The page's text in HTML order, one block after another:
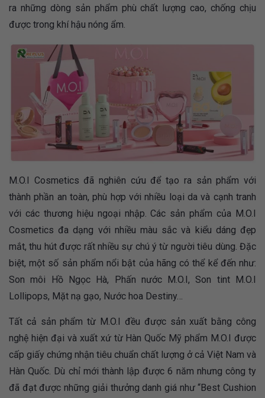
ra những dòng sản phẩm phù chất lượng cao, chống chịu
được trong khí hậu nóng ẩm.
M.O.I Cosmetics đã nghiên cứu để tạo ra sản phẩm với
thành phần an toàn, phù hợp với nhiều loại da và cạnh tranh
với các thương hiệu ngoại nhập. Các sản phẩm của M.O.I
Cosmetics đa dạng với nhiều màu sắc và kiểu dáng đẹp
mắt, thu hút được rất nhiều sự chú ý từ người tiêu dùng. Đặc
biệt, một số sản phẩm nổi bật của hãng có thể kể đến như:
Son môi Hồ Ngọc Hà, Phấn nước M.O.I, Son tint M.O.I
Lollipops, Mặt nạ gạo, Nước hoa Destiny…
Tất cả sản phẩm từ M.O.I đều được sản xuất bằng công
nghệ hiện đại và xuất xứ từ Hàn Quốc Mỹ phẩm M.O.I được
cấp giấy chứng nhận tiêu chuẩn chất lượng ở cả Việt Nam và
Hàn Quốc. Dù chỉ mới thành lập được 6 năm nhưng công ty
đã đạt được những giải thưởng danh giá như “Best Cushion